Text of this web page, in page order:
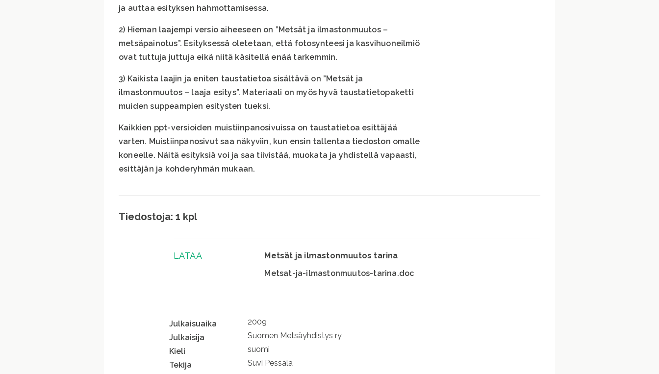
ja auttaa esityksen hahmottamisessa.
2) Hieman laajempi versio aiheeseen on ”Metsät ja ilmastonmuutos –
metsäpainotus”. Esityksessä oletetaan, että fotosynteesi ja kasvihuoneilmiö
ovat tuttuja juttuja eikä niitä käsitellä enää tarkemmin.
3) Kaikista laajin ja eniten taustatietoa sisältävä on ”Metsät ja
ilmastonmuutos – laaja esitys”. Materiaali on myös hyvä taustatietopaketti
muiden suppeampien esitysten tueksi.
Kaikkien ppt-versioiden muistiinpanosivuissa on taustatietoa esittäjää
varten. Muistiinpanosivut saa näkyviin, kun ensin tallentaa tiedoston omalle
koneelle. Näitä esityksiä voi ja saa tiivistää, muokata ja yhdistellä vapaasti,
esittäjän ja kohderyhmän mukaan.
Tiedostoja: 1 kpl
LATAA
Metsät ja ilmastonmuutos tarina
Metsat-ja-ilmastonmuutos-tarina.doc
Julkaisuaika
2009
Julkaisija
Suomen Metsäyhdistys ry
Kieli
suomi
Tekija
Suvi Pessala